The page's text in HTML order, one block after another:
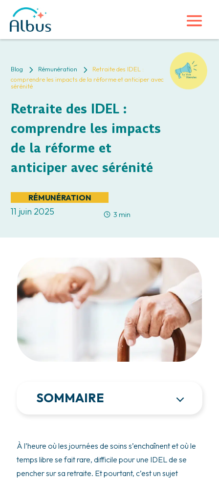
Blog 5 Rémunération 5
Retraite des IDEL :
comprendre les impacts de la réforme et anticiper avec
sérénité
Retraite des IDEL :
comprendre les impacts
de la réforme et
anticiper avec sérénité
RÉMUNÉRATION
11 juin 2025 3 min
SOMMAIRE
À l’heure où les journées de soins s’enchaînent et où le
temps libre se fait rare, difficile pour une IDEL de se
pencher sur sa retraite. Et pourtant, c’est un sujet